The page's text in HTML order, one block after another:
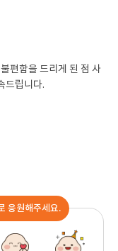
편함을 드리게 된 점 사
드립니다.
응원해주세요.